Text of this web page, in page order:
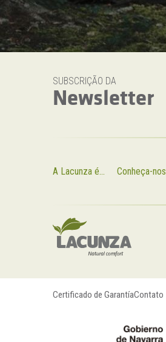
SUBSCRIÇÃO DA
Newsletter
A Lacunza é... Conheça-nos
Certificado de GarantíaContato